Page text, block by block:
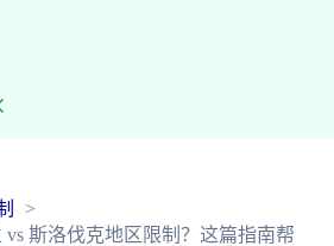
斯洛伐克地区限制？这篇指南帮